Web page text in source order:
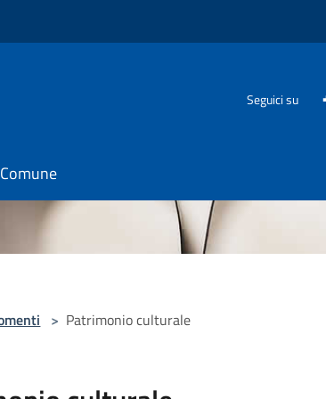
Seguici su
> Patrimonio culturale